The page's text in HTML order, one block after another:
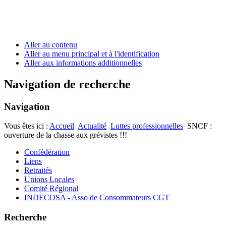
Aller au contenu
Aller au menu principal et à l'identification
Aller aux informations additionnelles
Navigation de recherche
Navigation
Vous êtes ici : Accueil Actualité Luttes professionnelles SNCF :
ouverture de la chasse aux grévistes !!!
Confédération
Liens
Retraités
Unions Locales
Comité Régional
INDECOSA - Asso de Consommateurs CGT
Recherche